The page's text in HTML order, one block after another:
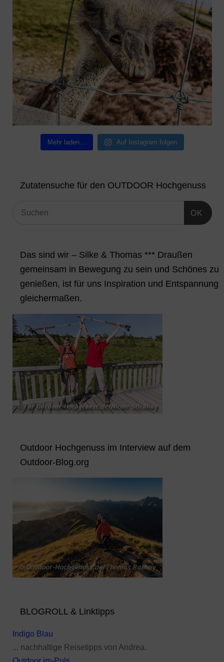
Mehr laden… Auf Instagram folgen
Zutatensuche für den OUTDOOR Hochgenuss
OK
Das sind wir – Silke & Thomas *** Draußen
gemeinsam in Bewegung zu sein und Schönes zu
genießen, ist für uns Inspiration und Entspannung
gleichermaßen.
Outdoor Hochgenuss im Interview auf dem
Outdoor-Blog.org
BLOGROLL & Linktipps
Indigo Blau
... nachhaltige Reisetipps von Andrea.